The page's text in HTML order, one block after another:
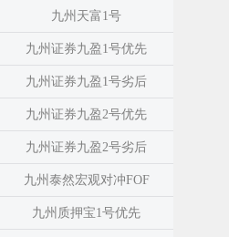
九州天富1号
九州证券九盈1号优先
九州证券九盈1号劣后
九州证券九盈2号优先
九州证券九盈2号劣后
九州泰然宏观对冲FOF
九州质押宝1号优先